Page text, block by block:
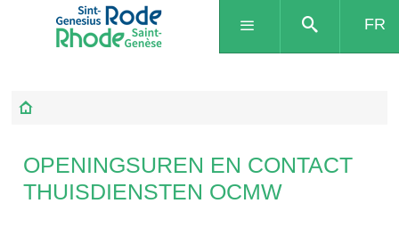
FR
OPENINGSUREN EN CONTACT
THUISDIENSTEN OCMW